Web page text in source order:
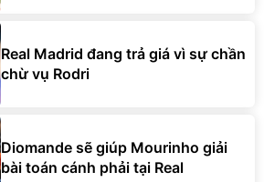
Real Madrid đang trả giá vì sự chần
chừ vụ Rodri
Diomande sẽ giúp Mourinho giải
bài toán cánh phải tại Real